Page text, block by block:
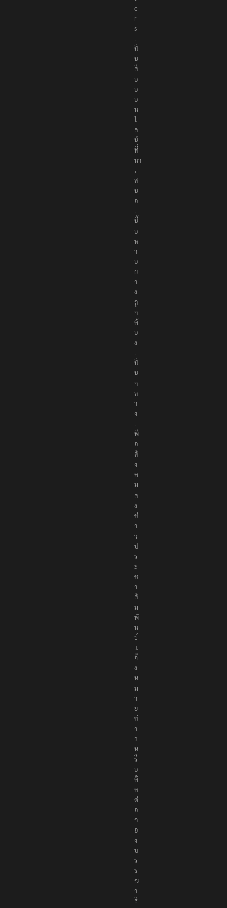
e
r
s
เ
ป็
น
สื่
อ
อ
อ
น
ไ
ล
น์
ที่
นำ
เ
ส
น
อ
เ
นื้
อ
ห
า
อ
ย่
า
ง
ถู
ก
ต้
อ
ง
เ
ป็
น
ก
ล
า
ง
เ
พื่
อ
สั
ง
ค
ม
ส่
ง
ข่
า
ว
ป
ร
ะ
ช
า
สั
ม
พั
น
ธ์
แ
จ้
ง
ห
ม
า
ย
ข่
า
ว
ห
รื
อ
ติ
ด
ต่
อ
ก
อ
ง
บ
ร
ร
ณ
า
ธิ